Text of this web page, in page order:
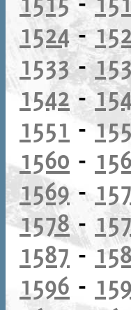
1524-
1533-
1542 -
1551 -
1560 -
1569-
1578-
1587-
1596 -